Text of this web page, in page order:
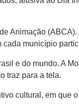
Animação
cada município
e do mundo. A
traz para a tela.
cultural, em que